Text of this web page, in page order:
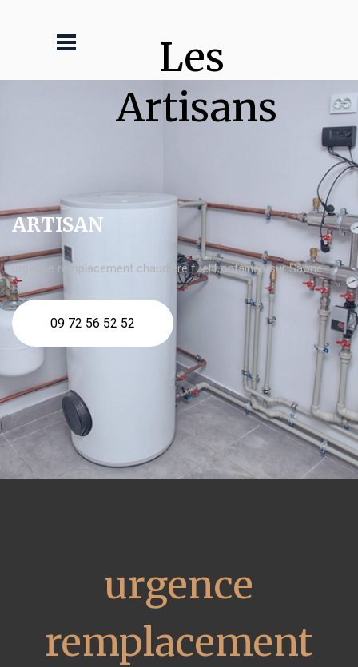
Les
Artisans
ARTISAN
urgence remplacement chaudière fuel Fontaines sur Saône
09 72 56 52 52
urgence
remplacement